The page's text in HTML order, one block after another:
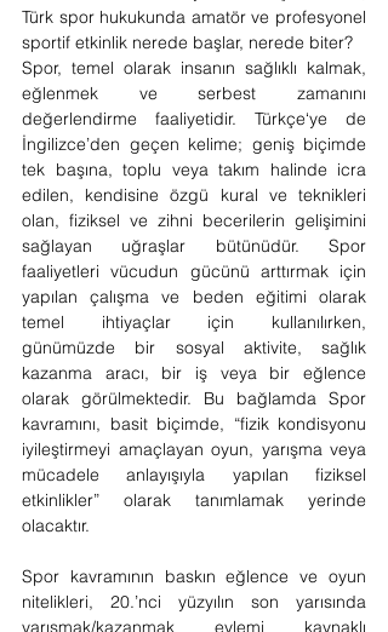
Türk spor hukukunda amatör ve profesyonel
sportif etkinlik nerede başlar, nerede biter?
Spor, temel olarak insanın sağlıklı kalmak,
eğlenmek ve serbest zamanını
değerlendirme faaliyetidir. Türkçe‘ye de
İngilizce’den geçen kelime; geniş biçimde
tek başına, toplu veya takım halinde icra
edilen, kendisine özgü kural ve teknikleri
olan, fiziksel ve zihni becerilerin gelişimini
sağlayan uğraşlar bütünüdür. Spor
faaliyetleri vücudun gücünü arttırmak için
yapılan çalışma ve beden eğitimi olarak
temel ihtiyaçlar için kullanılırken,
günümüzde bir sosyal aktivite, sağlık
kazanma aracı, bir iş veya bir eğlence
olarak görülmektedir. Bu bağlamda Spor
kavramını, basit biçimde, “fizik kondisyonu
iyileştirmeyi amaçlayan oyun, yarışma veya
mücadele anlayışıyla yapılan fiziksel
etkinlikler” olarak tanımlamak yerinde
olacaktır.
Spor kavramının baskın eğlence ve oyun
nitelikleri, 20.’nci yüzyılın son yarısında
yarışmak/kazanmak eylemi kaynaklı